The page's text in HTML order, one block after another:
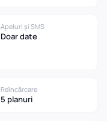
Apeluri și SMS
Doar date
Reîncărcare
5 planuri